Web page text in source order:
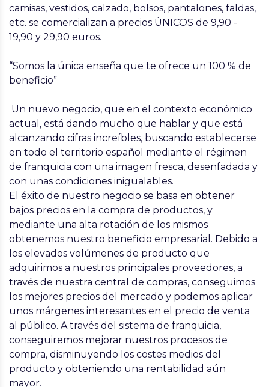
camisas, vestidos, calzado, bolsos, pantalones, faldas,
etc. se comercializan a precios ÚNICOS de 9,90 -
19,90 y 29,90 euros.
“Somos la única enseña que te ofrece un 100 % de
beneficio”
Un nuevo negocio, que en el contexto económico
actual, está dando mucho que hablar y que está
alcanzando cifras increíbles, buscando establecerse
en todo el territorio español mediante el régimen
de franquicia con una imagen fresca, desenfadada y
con unas condiciones inigualables.
El éxito de nuestro negocio se basa en obtener
bajos precios en la compra de productos, y
mediante una alta rotación de los mismos
obtenemos nuestro beneficio empresarial. Debido a
los elevados volúmenes de producto que
adquirimos a nuestros principales proveedores, a
través de nuestra central de compras, conseguimos
los mejores precios del mercado y podemos aplicar
unos márgenes interesantes en el precio de venta
al público. A través del sistema de franquicia,
conseguiremos mejorar nuestros procesos de
compra, disminuyendo los costes medios del
producto y obteniendo una rentabilidad aún
mayor.